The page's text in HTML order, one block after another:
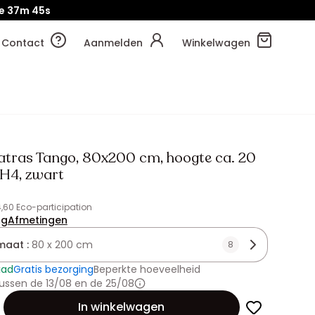
37m 43s
Contact Aanmelden Winkelwagen
Tango, 80x200 cm, hoogte ca. 20
zwart
Eco-participation
Afmetingen
: 80 x 200 cm 8
Gratis bezorgingBeperkte hoeveelheid
de 13/08 en de 25/08
In winkelwagen